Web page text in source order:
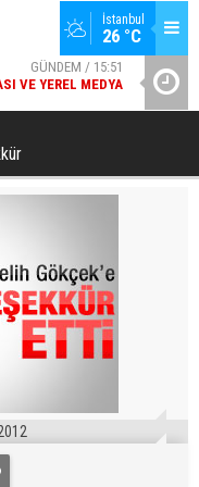
İstanbul
26 °C
GÜNDEM / 15:51
VE YEREL MEDYA
SPOR / 14:20